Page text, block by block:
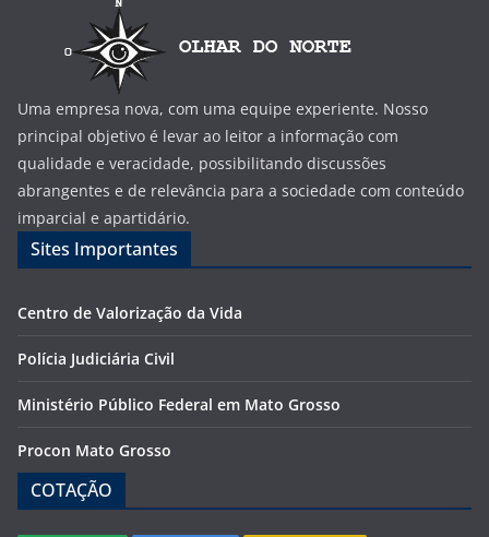
Uma empresa nova, com uma equipe experiente. Nosso
principal objetivo é levar ao leitor a informação com
qualidade e veracidade, possibilitando discussões
abrangentes e de relevância para a sociedade com conteúdo
imparcial e apartidário.
Sites Importantes
Centro de Valorização da Vida
Polícia Judiciária Civil
Ministério Público Federal em Mato Grosso
Procon Mato Grosso
COTAÇÃO